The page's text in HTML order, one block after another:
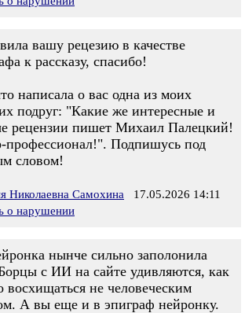
вашу рецезию в качестве
к рассказу, спасибо!
написала о вас одна из моих
подруг: "Какие же интересные и
рецензии пишет Михаил Палецкий!
профессионал!". Подпишусь под
словом!
Николаевна Самохина 17.05.2026 14:11
о нарушении
нынче сильно заполонила
с ИИ на сайте удивляются, как
восхищаться не человеческим
А вы еще и в эпиграф нейронку.